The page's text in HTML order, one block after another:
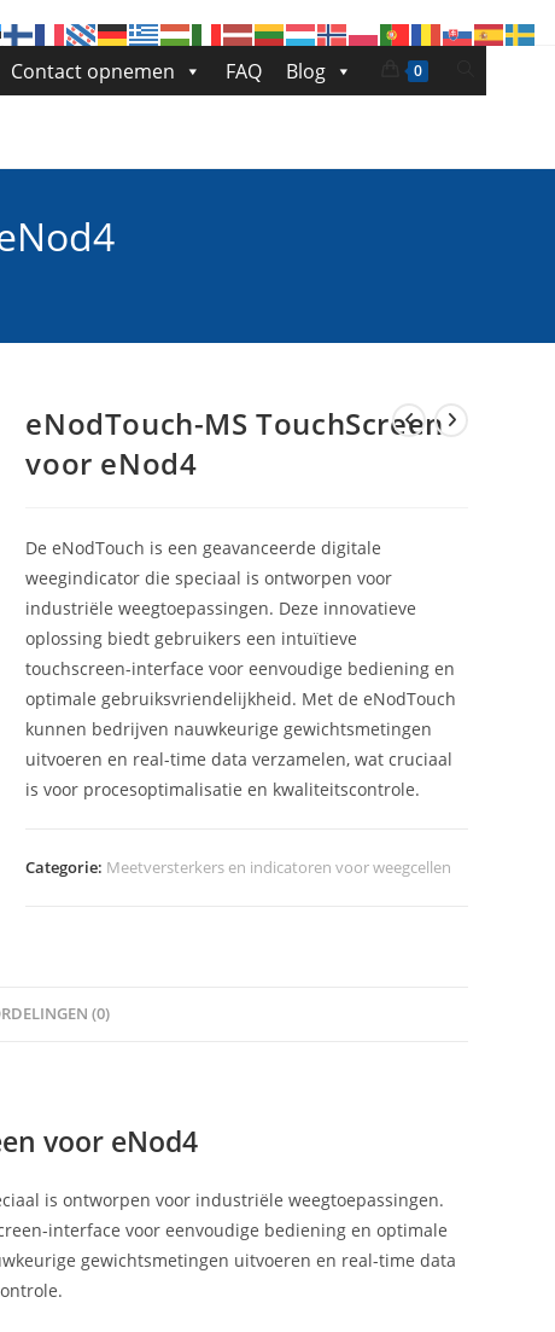
Contact opnemen FAQ Blog 0
zoeken
eNodTouch-MS TouchScreen
voor eNod4
De eNodTouch is een geavanceerde digitale
weegindicator die speciaal is ontworpen voor
industriële weegtoepassingen. Deze innovatieve
oplossing biedt gebruikers een intuïtieve
touchscreen-interface voor eenvoudige bediening en
optimale gebruiksvriendelijkheid. Met de eNodTouch
kunnen bedrijven nauwkeurige gewichtsmetingen
uitvoeren en real-time data verzamelen, wat cruciaal
is voor procesoptimalisatie en kwaliteitscontrole.
Categorie: Meetversterkers en indicatoren voor weegcellen
(0)
voor eNod4
is ontworpen voor industriële weegtoepassingen.
interface voor eenvoudige bediening en optimale
gewichtsmetingen uitvoeren en real-time data